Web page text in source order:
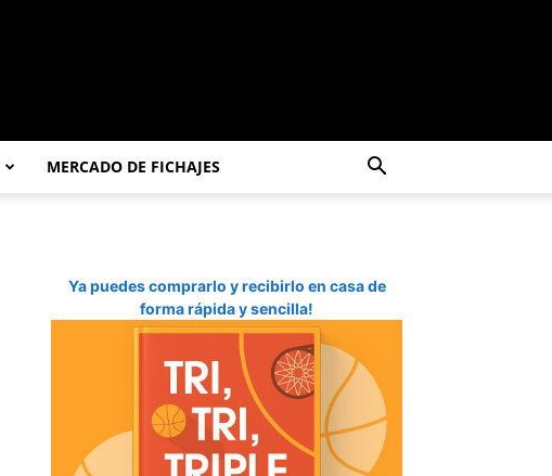
MERCADO DE FICHAJES
Ya puedes comprarlo y recibirlo en casa de
forma rápida y sencilla!